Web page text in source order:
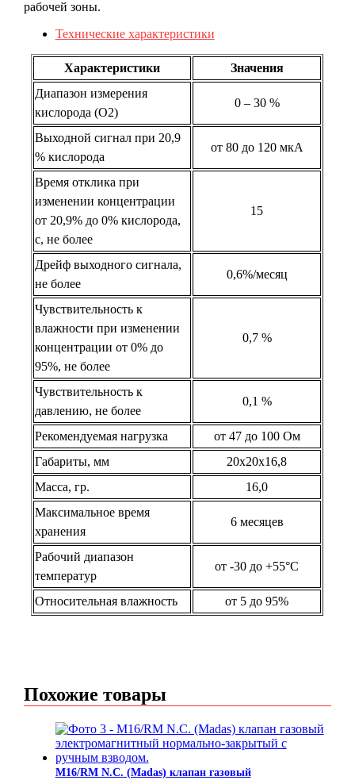
рабочей зоны.
Технические характеристики
Характеристики
Значения
Диапазон измерения
кислорода (O2)
0 – 30 %
Выходной сигнал при 20,9
% кислорода
от 80 до 120 мкА
Время отклика при
изменении концентрации
от 20,9% до 0% кислорода,
с, не более
15
Дрейф выходного сигнала,
не более
0,6%/месяц
Чувствительность к
влажности при изменении
концентрации от 0% до
95%, не более
0,7 %
Чувствительность к
давлению, не более
0,1 %
Рекомендуемая нагрузка
от 47 до 100 Ом
Габариты, мм
20х20х16,8
Масса, гр.
16,0
Максимальное время
хранения
6 месяцев
Рабочий диапазон
температур
от -30 до +55°С
Относительная влажность от 5 до 95%
Похожие товары
M16/RM N.C. (Madas) клапан газовый